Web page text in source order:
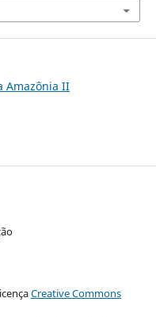
Amazônia II
Creative Commons